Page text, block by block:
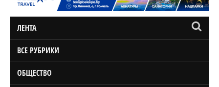
ЛЕНТА
ВСЕ РУБРИКИ
ОБЩЕСТВО